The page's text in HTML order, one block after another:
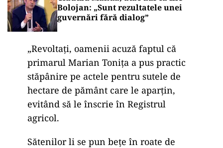
Bolojan: „Sunt rezultatele unei
guvernări fără dialog”
„Revoltaţi, oamenii acuză faptul că
primarul Marian Toniţa a pus practic
stăpânire pe actele pentru sutele de
hectare de pământ care le aparţin,
evitând să le înscrie în Registrul
agricol.
Sătenilor li se pun beţe în roate de